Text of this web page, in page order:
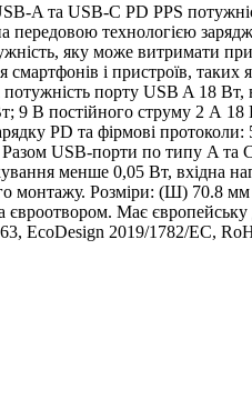
A та USB-C PD PPS
передовою технологією
яку може витримати
і пристроїв,
порту USB A 18
9 В постійного струму 2 А
PD та фірмові
USB-порти по типу A та
менше 0,05 Вт, вхідна
монтажу. Розміри: (Ш) 70.8
Має європейську
EcoDesign 2019/1782/EC,